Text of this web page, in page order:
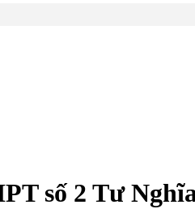
số 2 Tư